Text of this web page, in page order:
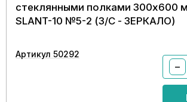
стеклянными полками 300x600
SLANT-10 №5-2 (З/C - ЗЕРКАЛО)
Артикул 50292
−